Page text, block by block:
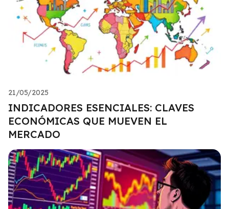
21/05/2025
INDICADORES ESENCIALES: CLAVES
ECONÓMICAS QUE MUEVEN EL
MERCADO